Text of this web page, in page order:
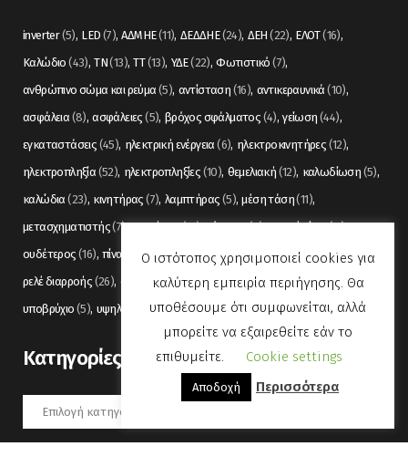
inverter(5) LED (7) ΑΔΜΗΕ(11) ΔΕΔΔΗΕ(24) ΔΕΗ (22) ΕΛΟΤ(16)
Καλώδιο (43) ΤΝ(13) ΤΤ(13) ΥΔΕ(22) Φωτιστικό (7)
ανθρώπινο σώμα και ρεύμα (5) αντίσταση (16) αντικεραυνικά (10)
ασφάλεια (8) ασφάλειες (5) βρόχος σφάλματος (4) γείωση (44)
εγκαταστάσεις (45) ηλεκτρική ενέργεια (6) ηλεκτροκινητήρες (12)
ηλεκτροπληξία (52) ηλεκτροπληξίες (10) θεμελιακή (12) καλωδίωση (5)
καλώδια (23) κινητήρας (7) λαμπτήρας (5) μέση τάση(11)
μετασχηματιστής(7) μετρήσεις(12) μόνωση(6) οπτικές ίνες(11)
ουδέτερος (16) πίνακας (17) πίνακες(7) πυρανίχνευση (6) ρελέ(36)
ρελέ διαρροής (26) συναγερμός(5) σωληνώσεις(5) τάση(13)
υποβρύχιο (5) υψηλή τάση(8) φωτισμός (6)
Kατηγορίες
Kατηγορίες
Ο ιστότοπος χρησιμοποιεί cookies για
καλύτερη εμπειρία περιήγησης. Θα
υποθέσουμε ότι συμφωνείται, αλλά
μπορείτε να εξαιρεθείτε εάν το
επιθυμείτε.
Cookie settings
Αποδοχή Περισσότερα